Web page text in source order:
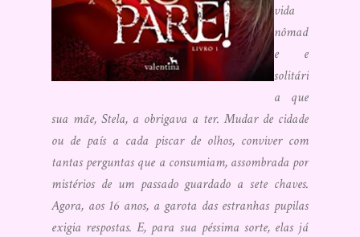
vida
nômad
e e
solitári
a que
sua mãe, Stela, a obrigava a ter. Mudar de cidade
ou de país a cada piscar de olhos, conviver com
tantas perguntas que a consumiam, assombrada por
mistérios de um passado guardado a sete chaves.
Agora, aos 16 anos, a garota das estranhas pupilas
exigia respostas. E, para sua péssima sorte, elas já